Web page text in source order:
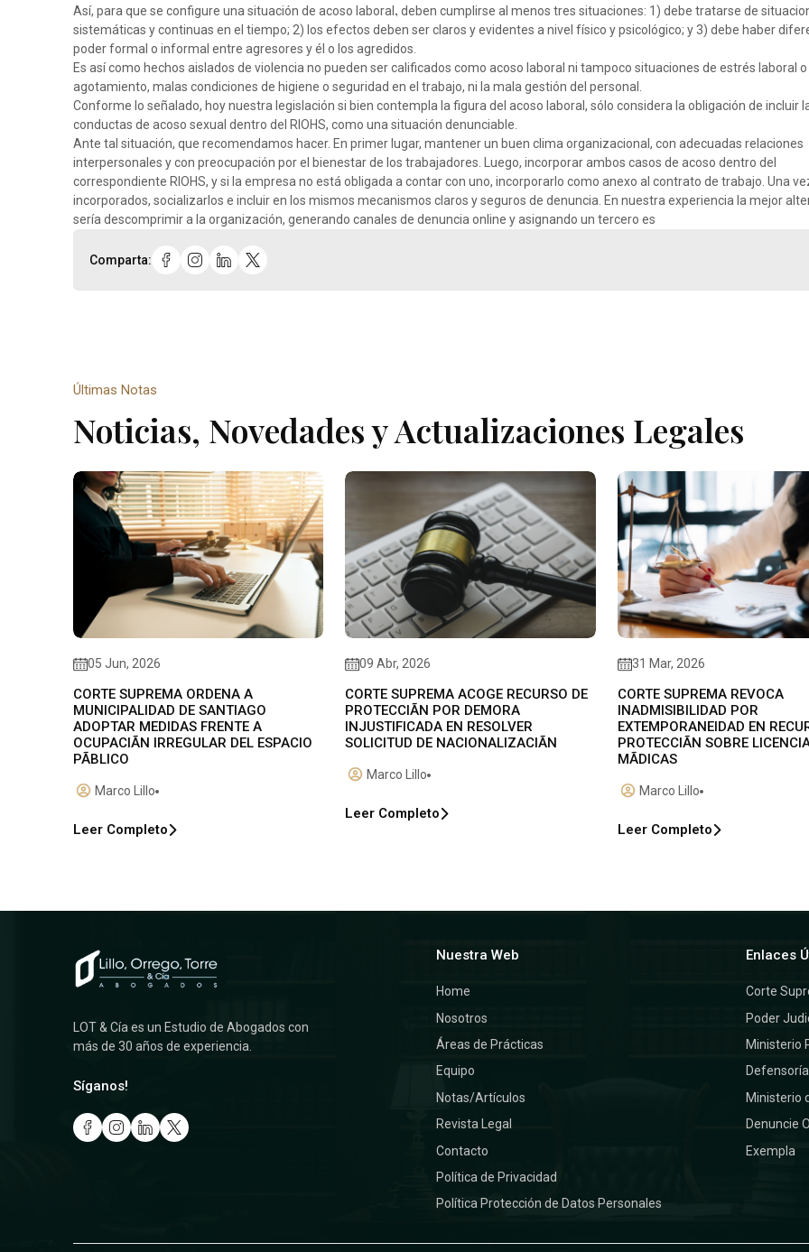
Así, para que se configure una situación de acoso laboral , deben cumplirse al menos tres situaciones: 1) debe tratarse de
sistemáticas y continuas en el tiempo; 2) los efectos deben ser claros y evidentes a nivel físico y psicológico; y 3) debe haber
poder formal o informal entre agresores y él o los agredidos.
Es así como hechos aislados de violencia no pueden ser calificados como acoso laboral ni tampoco situaciones de estrés laboral o
agotamiento, malas condiciones de higiene o seguridad en el trabajo, ni la mala gestión del personal.
Conforme lo señalado, hoy nuestra legislación si bien contempla la figura del acoso laboral, sólo considera la obligación de incluir
conductas de acoso sexual dentro del RIOHS, como una situación denunciable.
Ante tal situación, que recomendamos hacer. En primer lugar, mantener un buen clima organizacional, con adecuadas relaciones
interpersonales y con preocupación por el bienestar de los trabajadores. Luego, incorporar ambos casos de acoso dentro del
correspondiente RIOHS, y si la empresa no está obligada a contar con uno, incorporarlo como anexo al contrato de trabajo. Una
incorporados, socializarlos e incluir en los mismos mecanismos claros y seguros de denuncia. En nuestra experiencia la mejor
sería descomprimir a la organización, generando canales de denuncia online y asignando un tercero es
Comparta:
Últimas Notas
Noticias, Novedades y Actualizaciones Legales
05 Jun, 2026
CORTE SUPREMA ORDENA A
MUNICIPALIDAD DE SANTIAGO
ADOPTAR MEDIDAS FRENTE A
OCUPACIÃN IRREGULAR DEL ESPACIO
PÃBLICO
Marco Lillo
Leer Completo
09 Abr, 2026
CORTE SUPREMA ACOGE RECURSO DE
PROTECCIÃN POR DEMORA
INJUSTIFICADA EN RESOLVER
SOLICITUD DE NACIONALIZACIÃN
Marco Lillo
Leer Completo
31 Mar, 2026
CORTE SUPREMA REVOCA
INADMISIBILIDAD POR
EXTEMPORANEIDAD EN
PROTECCIÃN SOBRE
MÃDICAS
Marco Lillo
Leer Completo
LOT & Cía es un Estudio de Abogados con
más de 30 años de experiencia.
Síganos!
Nuestra Web
Home
Nosotros
Áreas de Prácticas
Equipo
Notas/Artículos
Revista Legal
Contacto
Política de Privacidad
Política Protección de Datos Personales
Enlaces
Corte
Poder
Ministerio
Defensoría
Ministerio
Denuncie
Exempla